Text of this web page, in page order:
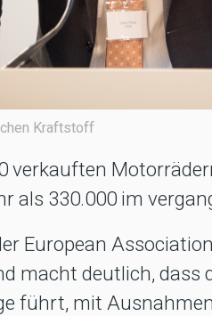
Kraftstoff
verkauften
als 330.000 im
European
macht deutlich, dass
führt, mit